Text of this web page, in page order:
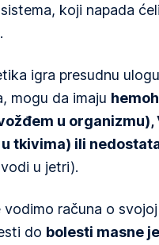
koji napada
igra presudnu
mogu da imaju
u organizmu),
tkivima) ili
u jetri).
računa o
do bolesti masne